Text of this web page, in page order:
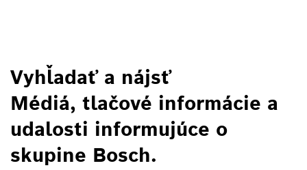
Vyhľadať a nájsť
Médiá, tlačové informácie a
udalosti informujúce o
skupine Bosch.